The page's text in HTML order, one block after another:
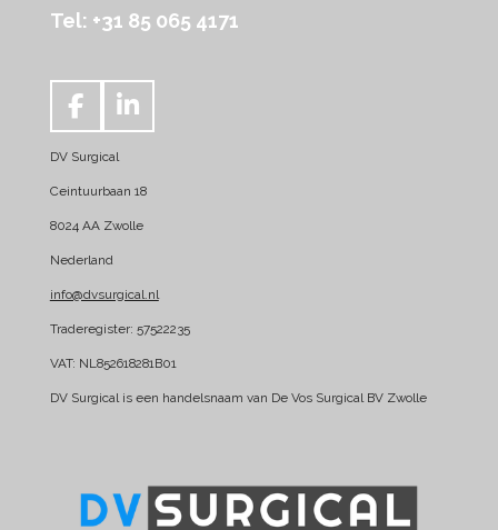
Tel: +31 85 065 4171
F
c
e
o
k
L
n
k
n
DV Surgical
Ceintuurbaan 18
8024 AA Zwolle
Nederland
info@dvsurgical.nl
Traderegister: 57522235
VAT: NL852618281B01
DV Surgical is een handelsnaam van De Vos Surgical BV Zwolle